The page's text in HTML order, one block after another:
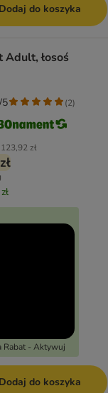
Dodaj do koszyka
Adult, łosoś
123,92 zł
Rabat - Aktywuj
5 (2)
Dodaj do koszyka